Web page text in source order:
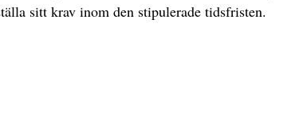
sitt krav inom den stipulerade tidsfristen.